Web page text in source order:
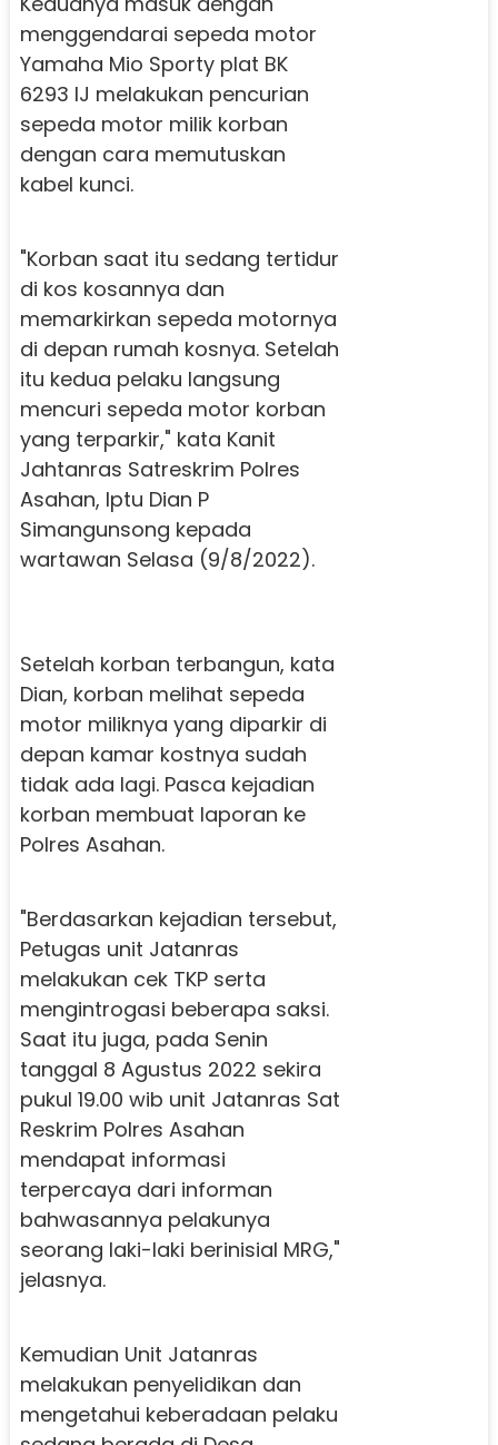
menggendarai sepeda motor
Yamaha Mio Sporty plat BK
6293 IJ melakukan pencurian
sepeda motor milik korban
dengan cara memutuskan
kabel kunci.
"Korban saat itu sedang tertidur
di kos kosannya dan
memarkirkan sepeda motornya
di depan rumah kosnya. Setelah
itu kedua pelaku langsung
mencuri sepeda motor korban
yang terparkir," kata Kanit
Jahtanras Satreskrim Polres
Asahan, Iptu Dian P
Simangunsong kepada
wartawan Selasa (9/8/2022).
Setelah korban terbangun, kata
Dian, korban melihat sepeda
motor miliknya yang diparkir di
depan kamar kostnya sudah
tidak ada lagi. Pasca kejadian
korban membuat laporan ke
Polres Asahan.
"Berdasarkan kejadian tersebut,
Petugas unit Jatanras
melakukan cek TKP serta
mengintrogasi beberapa saksi.
Saat itu juga, pada Senin
tanggal 8 Agustus 2022 sekira
pukul 19.00 wib unit Jatanras Sat
Reskrim Polres Asahan
mendapat informasi
terpercaya dari informan
bahwasannya pelakunya
seorang laki-laki berinisial MRG,"
jelasnya.
Kemudian Unit Jatanras
melakukan penyelidikan dan
mengetahui keberadaan pelaku